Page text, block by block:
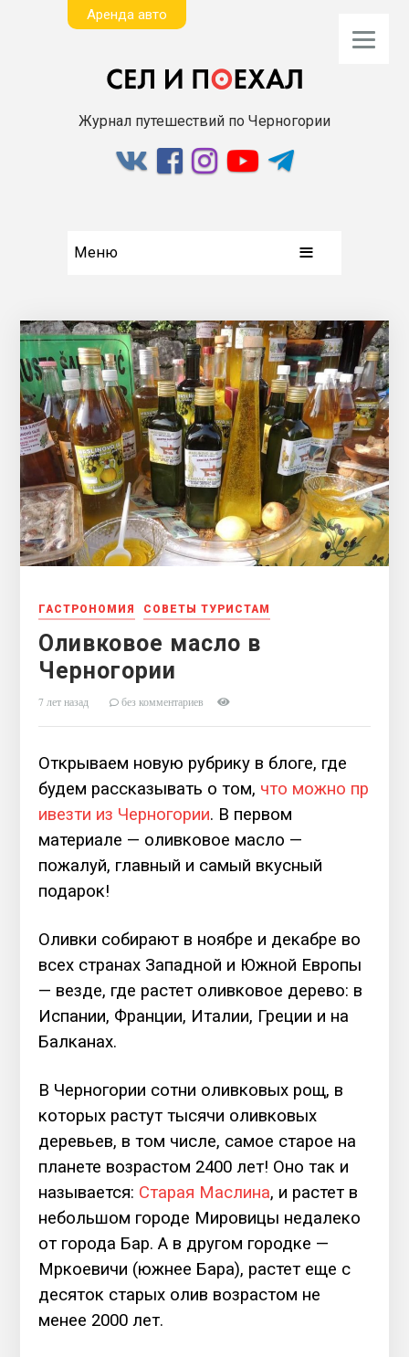
Aренда авто
Журнал путешествий по Черногории
Меню
ГАСТРОНОМИЯ СОВЕТЫ ТУРИСТАМ
Оливковое масло в
Черногории
7 лет назад без комментариев
Открываем новую рубрику в блоге, где
будем рассказывать о том, что можно пр
ивезти из Черногории. В первом
материале — оливковое масло —
пожалуй, главный и самый вкусный
подарок!
Оливки собирают в ноябре и декабре во
всех странах Западной и Южной Европы
— везде, где растет оливковое дерево: в
Испании, Франции, Италии, Греции и на
Балканах.
В Черногории сотни оливковых рощ, в
которых растут тысячи оливковых
деревьев, в том числе, самое старое на
планете возрастом 2400 лет! Оно так и
называется: Старая Маслина, и растет в
небольшом городе Мировицы недалеко
от города Бар. А в другом городке —
Мркоевичи (южнее Бара), растет еще с
десяток старых олив возрастом не
менее 2000 лет.